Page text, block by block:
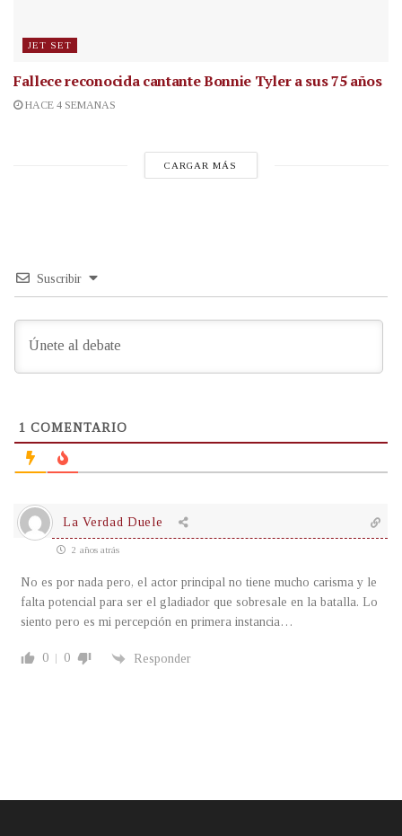
JET SET
Fallece reconocida cantanteBonnie Tyler a sus 75 años
HACE 4 SEMANAS
CARGAR MÁS
Suscribir
1 COMENTARIO
La Verdad Duele
2 años atrás
No es por nada pero, el actor principal no tiene mucho carisma y le
falta potencial para ser el gladiador que sobresale en la batalla. Lo
siento pero es mi percepción en primera instancia…
0 0 Responder